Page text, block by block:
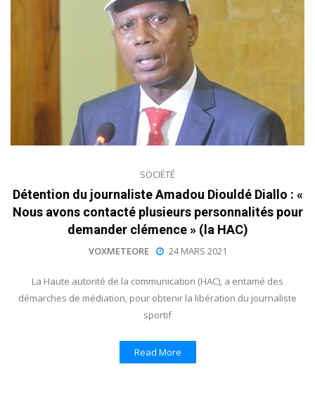
SOCIÉTÉ
Détention du journaliste Amadou Diouldé Diallo : «
Nous avons contacté plusieurs personnalités pour
demander clémence » (la HAC)
VOXMETEORE 24 MARS 2021
La Haute autorité de la communication (HAC), a entamé des
démarches de médiation, pour obtenir la libération du journaliste
sportif
Read More